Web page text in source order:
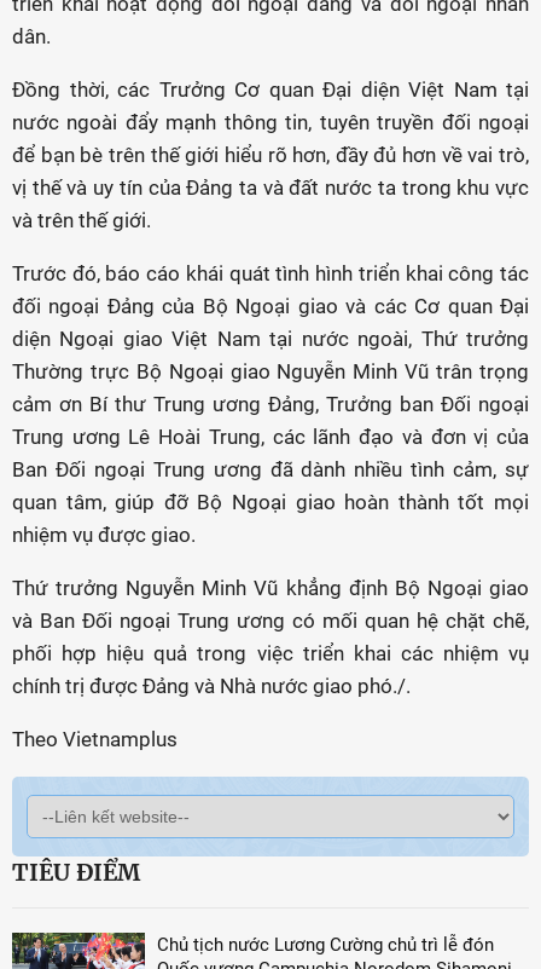
dân.
Đồng thời, các Trưởng Cơ quan Đại diện Việt Nam tại
nước ngoài đẩy mạnh thông tin, tuyên truyền đối ngoại
để bạn bè trên thế giới hiểu rõ hơn, đầy đủ hơn về vai trò,
vị thế và uy tín của Đảng ta và đất nước ta trong khu vực
và trên thế giới.
Trước đó, báo cáo khái quát tình hình triển khai công tác
đối ngoại Đảng của Bộ Ngoại giao và các Cơ quan Đại
diện Ngoại giao Việt Nam tại nước ngoài, Thứ trưởng
Thường trực Bộ Ngoại giao Nguyễn Minh Vũ trân trọng
cảm ơn Bí thư Trung ương Đảng, Trưởng ban Đối ngoại
Trung ương Lê Hoài Trung, các lãnh đạo và đơn vị của
Ban Đối ngoại Trung ương đã dành nhiều tình cảm, sự
quan tâm, giúp đỡ Bộ Ngoại giao hoàn thành tốt mọi
nhiệm vụ được giao.
Thứ trưởng Nguyễn Minh Vũ khẳng định Bộ Ngoại giao
và Ban Đối ngoại Trung ương có mối quan hệ chặt chẽ,
phối hợp hiệu quả trong việc triển khai các nhiệm vụ
chính trị được Đảng và Nhà nước giao phó./.
Theo Vietnamplus
TIÊU ĐIỂM
Chủ tịch nước Lương Cường chủ trì lễ đón